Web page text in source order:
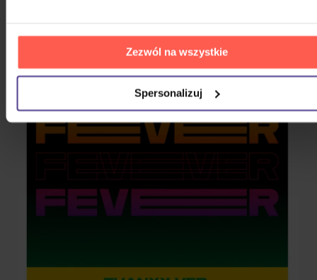
Zezwól na wszystkie
Spersonalizuj